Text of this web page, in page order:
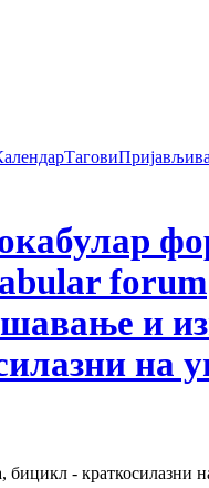
Тагови
forum
и
на
бицикл -